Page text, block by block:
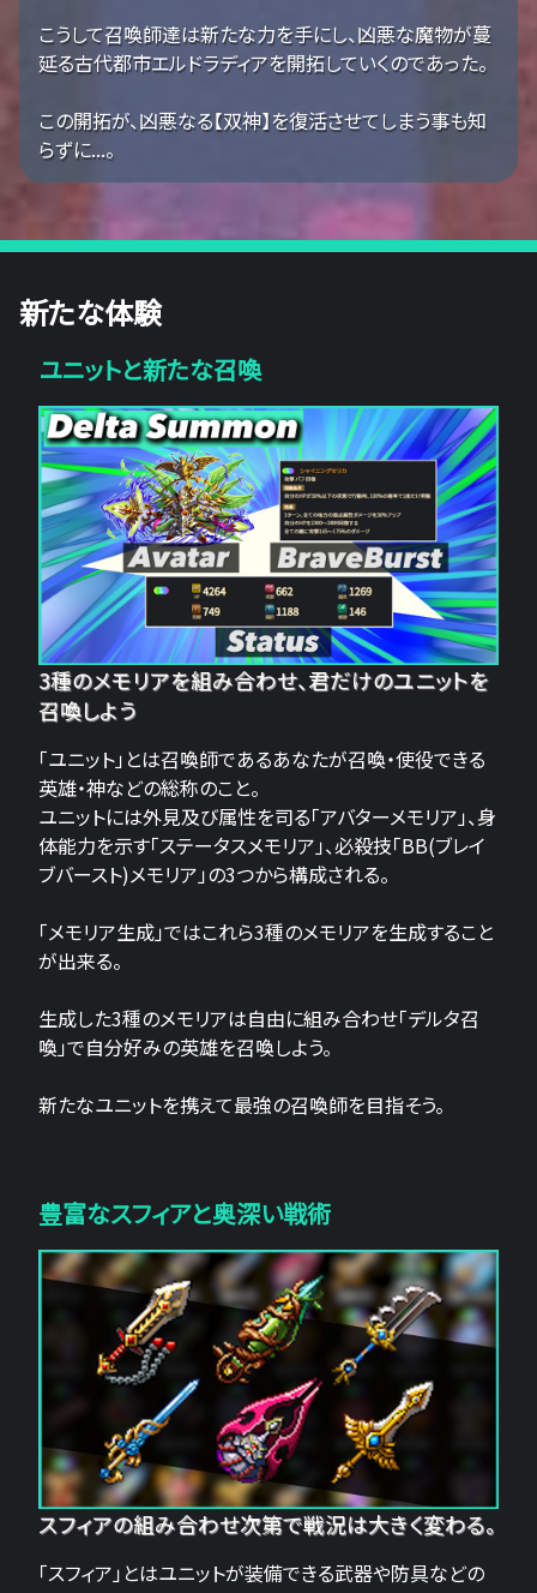
こうして召喚師達は新たな力を手にし、凶悪な魔物が蔓
延る古代都市エルドラディアを開拓していくのであった。
この開拓が、凶悪なる【双神】を復活させてしまう事も知
らずに...。
新たな体験
ユニットと新たな召喚
3種のメモリアを組み合わせ、君だけのユニットを
召喚しよう
「ユニット」とは召喚師であるあなたが召喚・使役できる
英雄・神などの総称のこと。
ユニットには外見及び属性を司る「アバターメモリア」、身
体能力を示す「ステータスメモリア」、必殺技「BB(ブレイ
ブバースト)メモリア」の3つから構成される。
「メモリア生成」ではこれら3種のメモリアを生成すること
が出来る。
生成した3種のメモリアは自由に組み合わせ「デルタ召
喚」で自分好みの英雄を召喚しよう。
新たなユニットを携えて最強の召喚師を目指そう。
豊富なスフィアと奥深い戦術
スフィアの組み合わせ次第で戦況は大きく変わる。
「スフィア」とはユニットが装備できる武器や防具などの